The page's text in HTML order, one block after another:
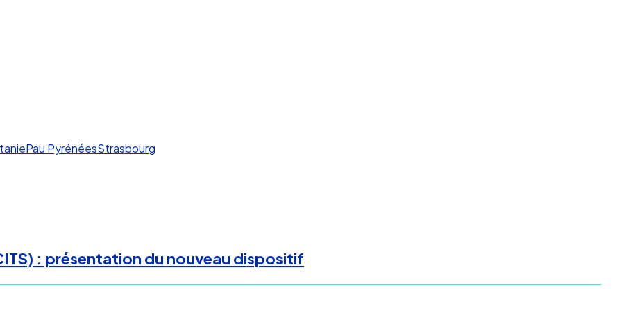
Pau PyrénéesStrasbourg
: présentation du nouveau dispositif